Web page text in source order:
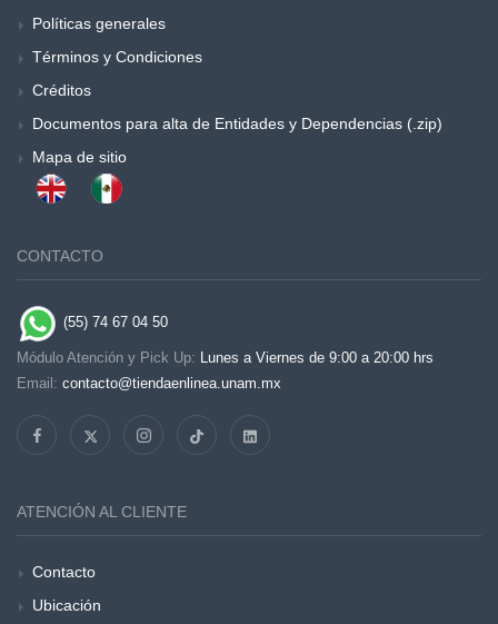
Políticas generales
Términos y Condiciones
Créditos
Documentos para alta de Entidades y Dependencias (.zip)
Mapa de sitio
CONTACTO
(55) 74 67 04 50
Módulo Atención y Pick Up: Lunes a Viernes de 9:00 a 20:00 hrs
Email: contacto@tiendaenlinea.unam.mx
ATENCIÓN AL CLIENTE
Contacto
Ubicación